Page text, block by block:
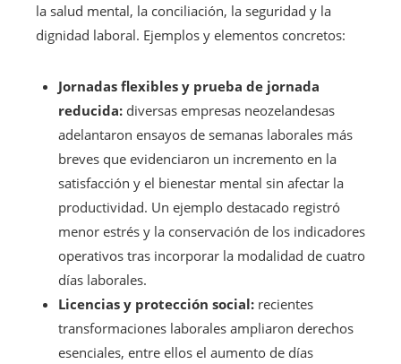
la salud mental, la conciliación, la seguridad y la
dignidad laboral. Ejemplos y elementos concretos:
Jornadas flexibles y prueba de jornada
reducida: diversas empresas neozelandesas
adelantaron ensayos de semanas laborales más
breves que evidenciaron un incremento en la
satisfacción y el bienestar mental sin afectar la
productividad. Un ejemplo destacado registró
menor estrés y la conservación de los indicadores
operativos tras incorporar la modalidad de cuatro
días laborales.
Licencias y protección social: recientes
transformaciones laborales ampliaron derechos
esenciales, entre ellos el aumento de días